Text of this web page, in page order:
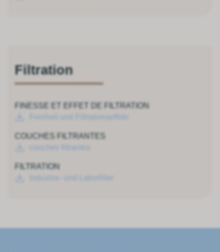
Filtration
FINESSE ET EFFET DE FILTRATION
COUCHES FILTRANTES
FILTRATION